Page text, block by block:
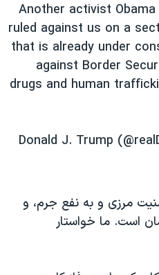
Another activist
ruled against us on a
that is already under
against Border
drugs and human
مرزی و به نفع جرم، و
است. ما خواستار